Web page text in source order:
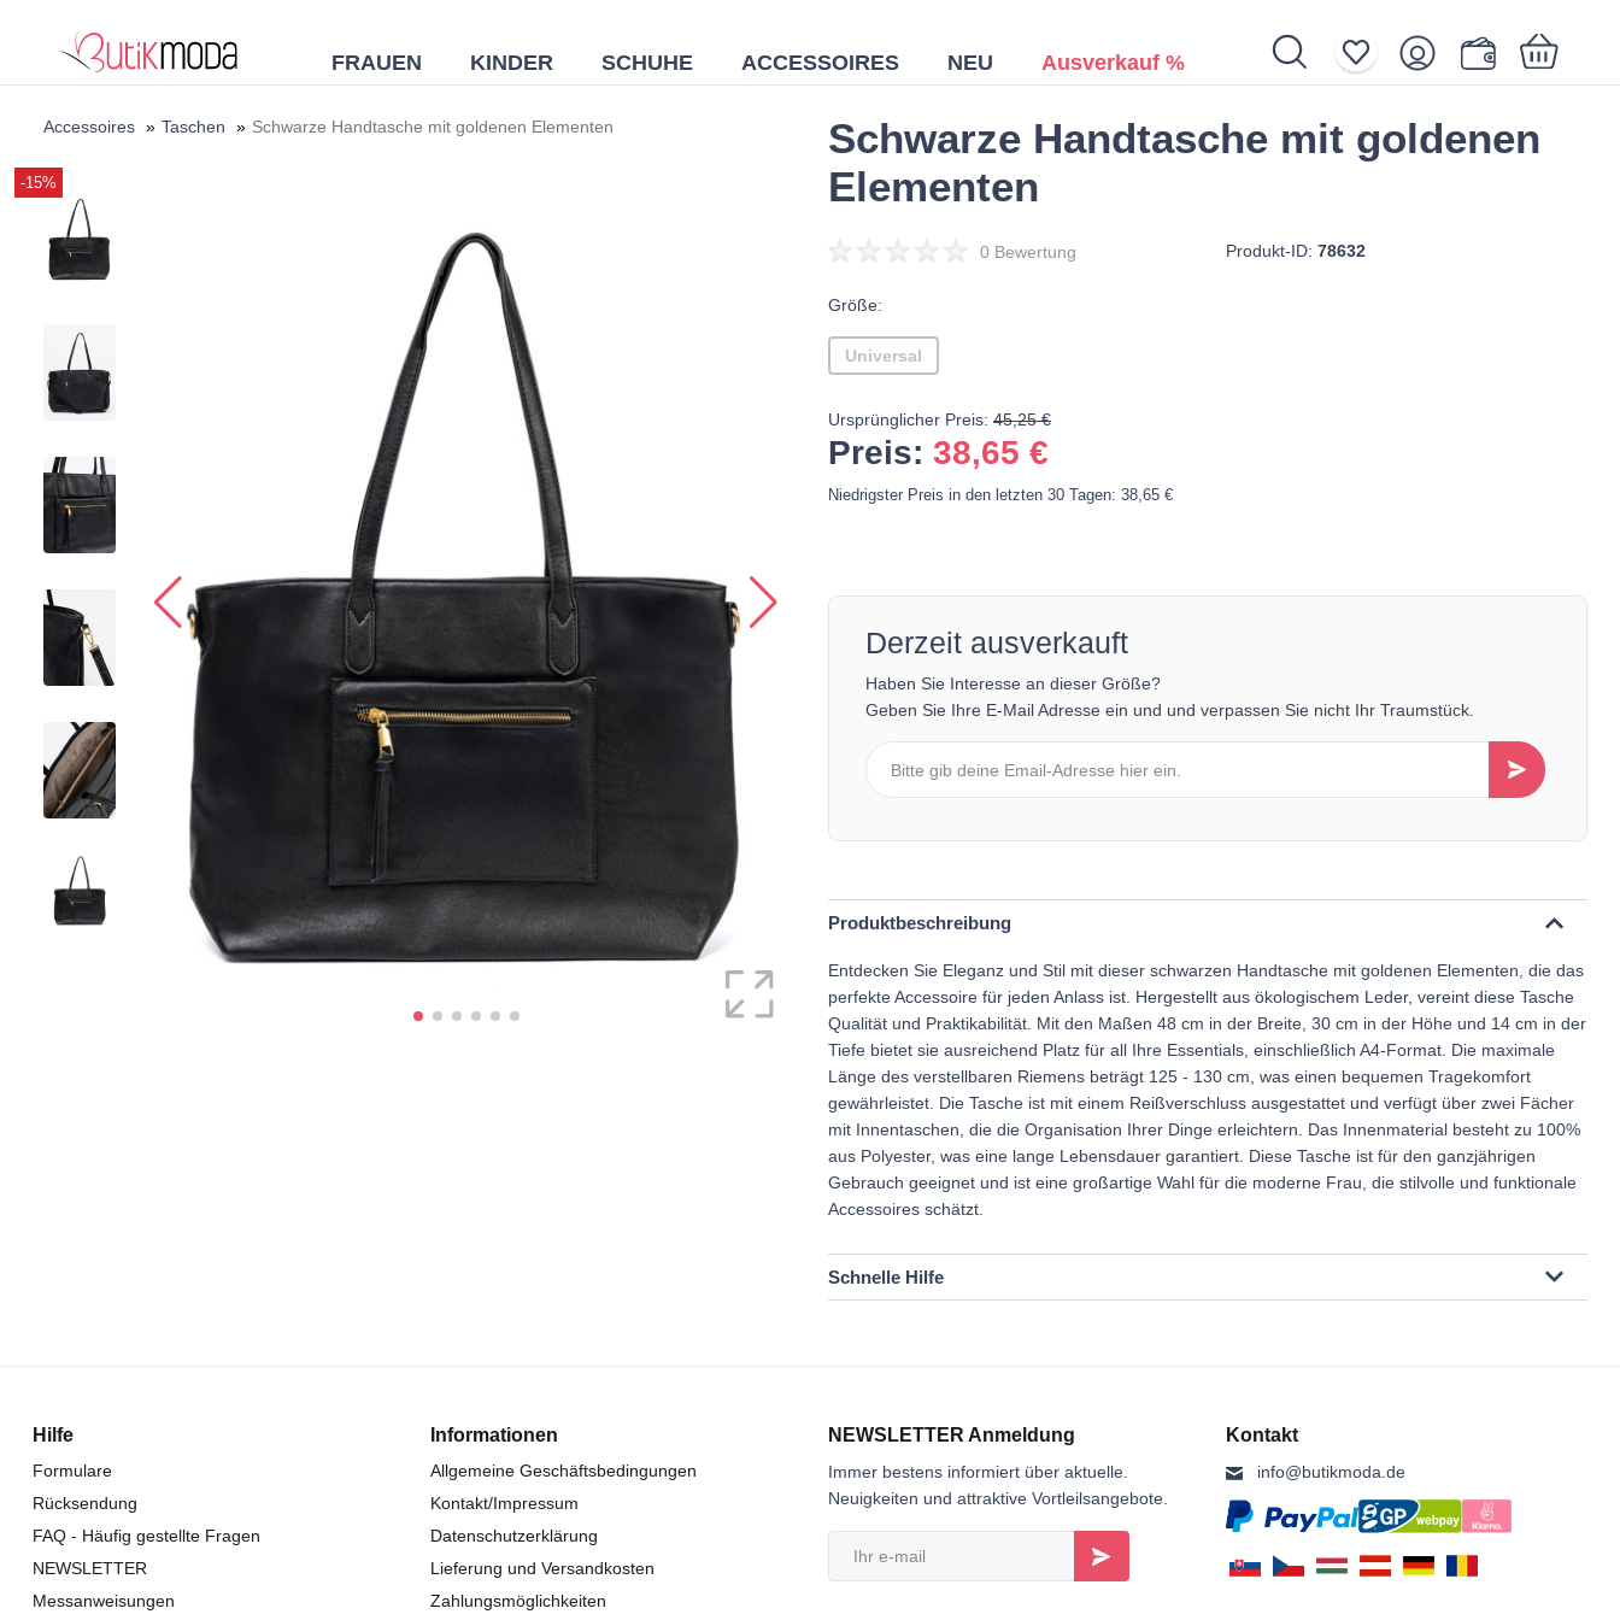
FRAUEN KINDER SCHUHE ACCESSOIRES NEU Ausverkauf %
Ihr Warenkorb ist noch leer.
Accessoires » Taschen » Schwarze Handtasche mit goldenen Elementen
-15%
Schwarze Handtasche mit goldenen
Elementen
0 Bewertung Produkt-ID: 78632
Größe:
Universal
Ursprünglicher Preis: 45,25 €
Preis: 38,65 €
Niedrigster Preis in den letzten 30 Tagen: 38,65 €
Derzeit ausverkauft
Haben Sie Interesse an dieser Größe?
Geben Sie Ihre E-Mail Adresse ein und und verpassen Sie nicht Ihr Traumstück.
Produktbeschreibung
Entdecken Sie Eleganz und Stil mit dieser schwarzen Handtasche mit goldenen Elementen, die das
perfekte Accessoire für jeden Anlass ist. Hergestellt aus ökologischem Leder, vereint diese Tasche
Qualität und Praktikabilität. Mit den Maßen 48 cm in der Breite, 30 cm in der Höhe und 14 cm in der
Tiefe bietet sie ausreichend Platz für all Ihre Essentials, einschließlich A4-Format. Die maximale
Länge des verstellbaren Riemens beträgt 125 - 130 cm, was einen bequemen Tragekomfort
gewährleistet. Die Tasche ist mit einem Reißverschluss ausgestattet und verfügt über zwei Fächer
mit Innentaschen, die die Organisation Ihrer Dinge erleichtern. Das Innenmaterial besteht zu 100%
aus Polyester, was eine lange Lebensdauer garantiert. Diese Tasche ist für den ganzjährigen
Gebrauch geeignet und ist eine großartige Wahl für die moderne Frau, die stilvolle und funktionale
Accessoires schätzt.
Schnelle Hilfe
Hilfe
Formulare
Rücksendung
FAQ - Häufig gestellte Fragen
NEWSLETTER
Messanweisungen
Informationen
Allgemeine Geschäftsbedingungen
Kontakt/Impressum
Datenschutzerklärung
Lieferung und Versandkosten
Zahlungsmöglichkeiten
NEWSLETTER Anmeldung
Immer bestens informiert über aktuelle.
Neuigkeiten und attraktive Vortleilsangebote.
Kontakt
info@butikmoda.de